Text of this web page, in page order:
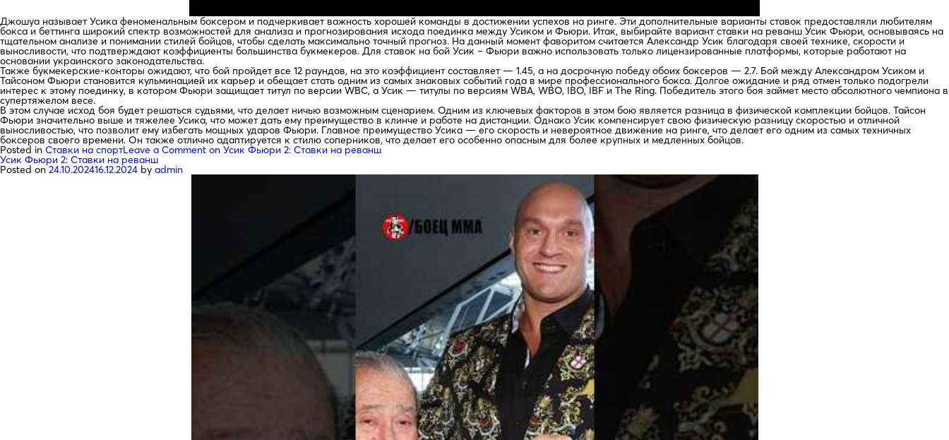
Джошуа называет Усика феноменальным боксером и подчеркивает важность хорошей команды в достижении успехов на ринге. Эти дополнительные варианты ставок предоставляли любителям
бокса и беттинга широкий спектр возможностей для анализа и прогнозирования исхода поединка между Усиком и Фьюри. Итак, выбирайте вариант ставки на реванш Усик Фьюри, основываясь на
тщательном анализе и понимании стилей бойцов, чтобы сделать максимально точный прогноз. На данный момент фаворитом считается Александр Усик благодаря своей технике, скорости и
выносливости, что подтверждают коэффициенты большинства букмекеров. Для ставок на бой Усик – Фьюри важно использовать только лицензированные платформы, которые работают на
основании украинского законодательства.
Также букмекерские-конторы ожидают, что бой пройдет все 12 раундов, на это коэффициент составляет — 1.45, а на досрочную победу обоих боксеров — 2.7. Бой между Александром Усиком и
Тайсоном Фьюри становится кульминацией их карьер и обещает стать одним из самых знаковых событий года в мире профессионального бокса. Долгое ожидание и ряд отмен только подогрели
интерес к этому поединку, в котором Фьюри защищает титул по версии WBC, а Усик — титулы по версиям WBA, WBO, IBO, IBF и The Ring. Победитель этого боя займет место абсолютного чемпиона в
супертяжелом весе.
В этом случае исход боя будет решаться судьями, что делает ничью возможным сценарием. Одним из ключевых факторов в этом бою является разница в физической комплекции бойцов. Тайсон
Фьюри значительно выше и тяжелее Усика, что может дать ему преимущество в клинче и работе на дистанции. Однако Усик компенсирует свою физическую разницу скоростью и отличной
выносливостью, что позволит ему избегать мощных ударов Фьюри. Главное преимущество Усика — его скорость и невероятное движение на ринге, что делает его одним из самых техничных
боксеров своего времени. Он также отлично адаптируется к стилю соперников, что делает его особенно опасным для более крупных и медленных бойцов.
Posted in Ставки на спортLeave a Comment on Усик Фьюри 2: Ставки на реванш
Усик Фьюри 2: Ставки на реванш
Posted on24.10.202416.12.2024 by admin